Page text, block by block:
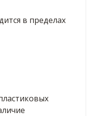
в пределах